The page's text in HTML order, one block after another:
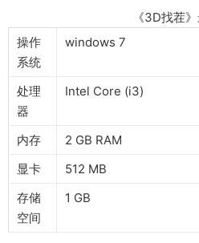
《3D找茬
操作
系统
windows 7
处理
器
Intel Core (i3)
内存
2 GB RAM
显卡
512 MB
存储
空间
1 GB